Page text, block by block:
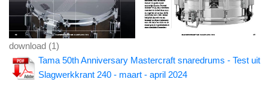
download (1)
Tama 50th Anniversary Mastercraft snaredrums - Test uit
Slagwerkkrant 240 - maart - april 2024